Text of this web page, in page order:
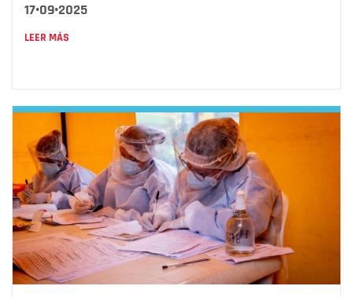
17•09•2025
LEER MÁS